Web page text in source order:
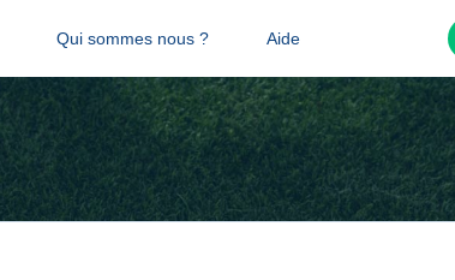
Qui sommes nous ? Aide